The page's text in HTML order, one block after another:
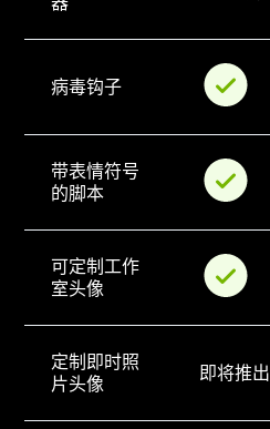
病毒钩子
带表情符号
的脚本
可定制工作
室头像
定制即时照
片头像
即将推出